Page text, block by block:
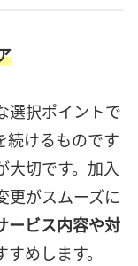
選択ポイントで
続けるものです
大切です。加入
更がスムーズに
ービス内容や対
めします。